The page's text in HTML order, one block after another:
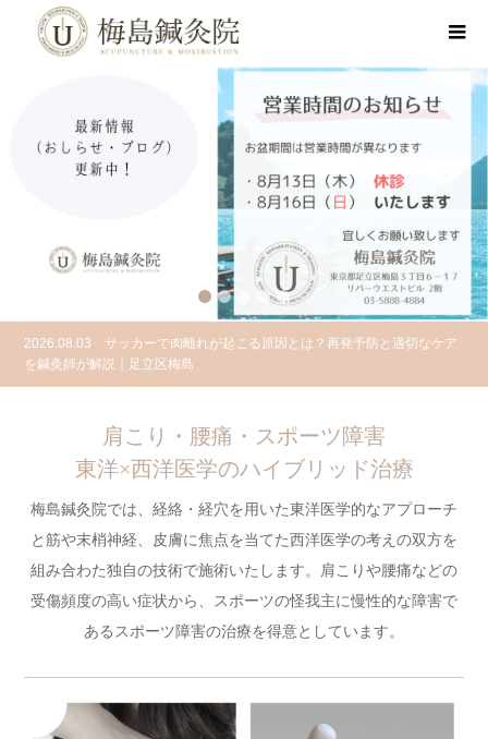
2026.08.03
サッカーで肉離れが起こる原因とは？再発予防と適切なケア
を鍼灸師が解説｜足立区梅島
手に多い股関節痛の原因を解説｜足立区梅島
2026.07.28
サッカーによる股関節痛の原因とは？スポーツ障害を鍼灸師
2026.07.15 ☆7月の営業時間変更について
2026.08.06
フットボーラーズアンクルとは？サッカー選手に多い足首前
方の痛みの原因と鍼灸師が考えるコンディショニング｜足立区梅島
肩こり・腰痛・スポーツ障害
東洋×西洋医学のハイブリッド治療
梅島鍼灸院では、経絡・経穴を用いた東洋医学的なアプローチ
と筋や末梢神経、皮膚に焦点を当てた西洋医学の考えの双方を
組み合わた独自の技術で施術いたします。肩こりや腰痛などの
受傷頻度の高い症状から、スポーツの怪我主に慢性的な障害で
あるスポーツ障害の治療を得意としています。